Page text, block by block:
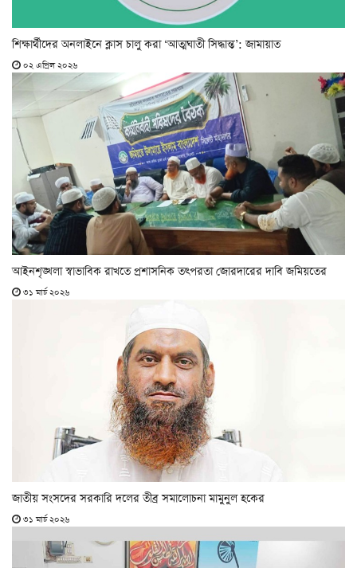
শিক্ষার্থীদের অনলাইনে ক্লাস চালু করা ‘আত্মঘাতী সিদ্ধান্ত’: জামায়াত
০২ এপ্রিল ২০২৬
আইনশৃঙ্খলা স্বাভাবিক রাখতে প্রশাসনিক তৎপরতা জোরদারের দাবি জমিয়তের
৩১ মার্চ ২০২৬
জাতীয় সংসদের সরকারি দলের তীব্র সমালোচনা মামুনুল হকের
৩১ মার্চ ২০২৬